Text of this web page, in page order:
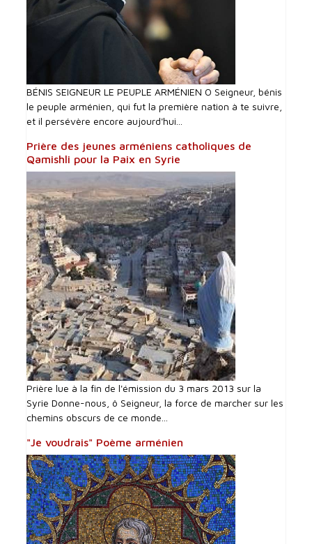
BÉNIS SEIGNEUR LE PEUPLE ARMÉNIEN O Seigneur, bénis
le peuple arménien, qui fut la première nation à te suivre,
et il persévère encore aujourd'hui...
Prière des jeunes arméniens catholiques de
Qamishli pour la Paix en Syrie
Prière lue à la fin de l'émission du 3 mars 2013 sur la
Syrie Donne-nous, ô Seigneur, la force de marcher sur les
chemins obscurs de ce monde...
"Je voudrais" Poème arménien